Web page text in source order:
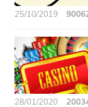
25/10/2019
28/01/2020